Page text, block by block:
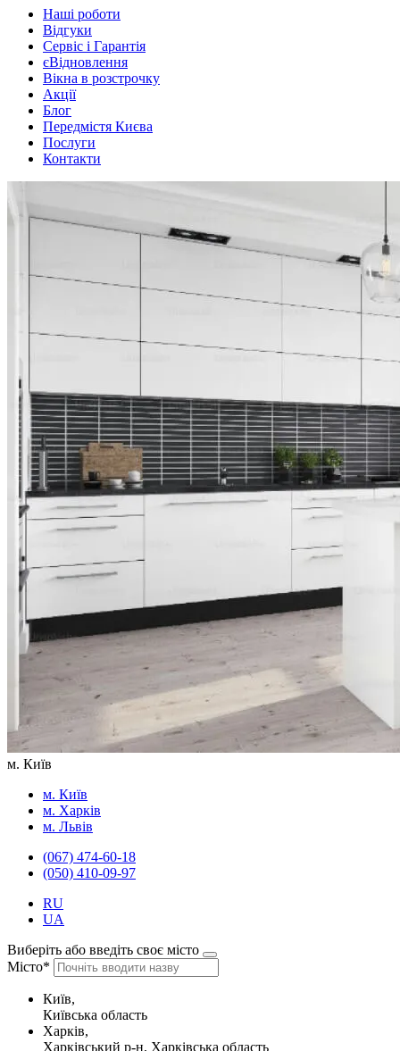
Наші роботи
Відгуки
Сервіс і Гарантія
єВідновлення
Вікна в розстрочку
Акції
Блог
Передмістя Києва
Послуги
Контакти
м. Київ
м. Київ
м. Харків
м. Львів
(067) 474-60-18
(050) 410-09-97
RU
UA
Виберіть або введіть своє місто
Місто*
Київ,
Київська область
Харків,
Харківський р-н, Харківська область